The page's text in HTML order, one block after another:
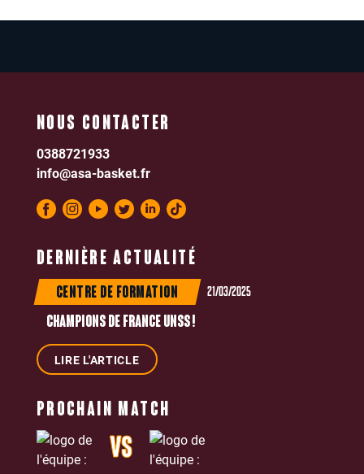
DERNIÈRE ACTUALITÉ
CENTRE DE FORMATION 21/03/2025
CHAMPIONS DE FRANCE UNSS !
LIRE L'ARTICLE
NOUS CONTACTER
0388721933
info@asa-basket.fr
PROCHAIN MATCH
VS